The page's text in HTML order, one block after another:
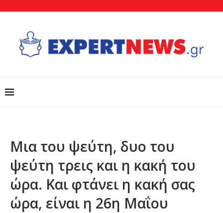
Μια του ψεύτη, δυο του
ψεύτη τρεις και η κακή του
ώρα. Και φτάνει η κακή σας
ώρα, είναι η 26η Μαΐου